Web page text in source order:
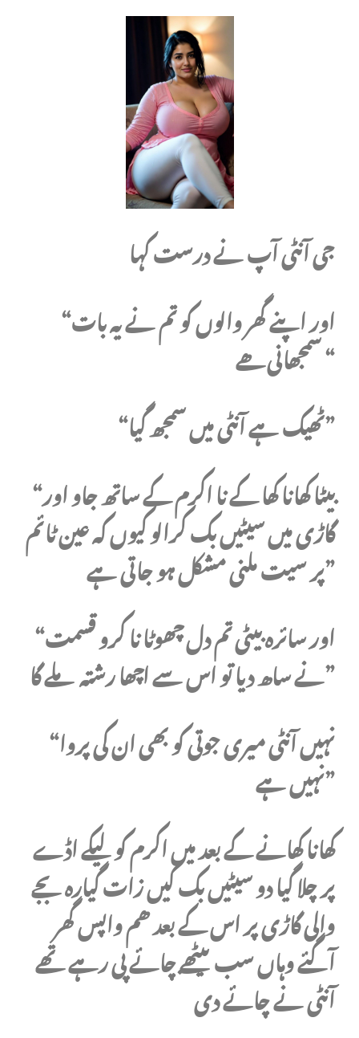
جی آنٹی آپ نے درست کہا
“اور اپنے گھر والوں کو تم نے یہ بات
سمجھانی ھے “
“ٹھیک ہے آنٹی میں سمجھ گیا”
“بیٹا کھانا کھا کے نا اکرم کے ساتھ جاو اور
گاڑی میں سیٹیں بک کرالو کیوں کہ عین ٹائم
پر سیت ملنی مشکل ہو جاتی ہے”
“اور سائرہ بیٹی تم دل چھوٹا نا کرو قسمت
نے ساھ دیا تو اس سے اچھا رشتہ ملے گا”
“نہیں آنٹی میری جوتی کو بھی ان کی پروا
نہیں ہے”
کھانا کھانے کے بعد میں اکرم کو لیکے اڈے
پر چلا گیا دو سیٹیں بک کیں زات گیارہ بجے
والی گاڑی پر اس کے بعد ھم واپس گھر
آگئے وہاں سب بیٹھے چائے پی رہے تھے
آنٹی نے چائے دی